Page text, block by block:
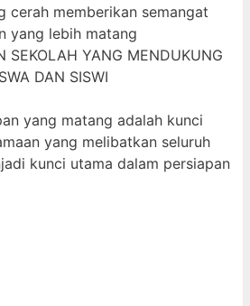
cerah memberikan semangat
yang lebih matang
SEKOLAH YANG MENDUKUNG
DAN SISWI
yang matang adalah kunci
yang melibatkan seluruh
kunci utama dalam persiapan